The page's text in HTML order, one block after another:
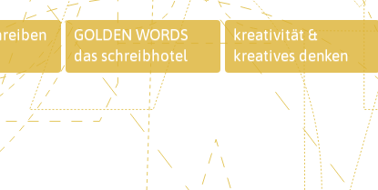
GOLDEN WORDS
das schreibhotel
kreativität &
kreatives denken